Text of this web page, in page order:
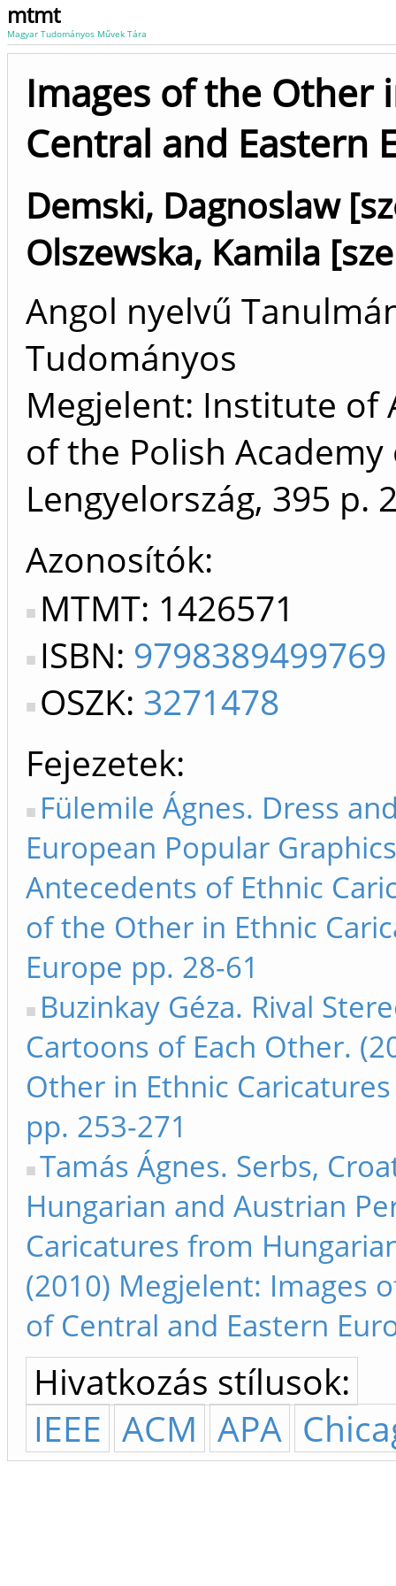
mtmt
Magyar Tudományos Művek Tára
Images of the Other
Central and Eastern
Demski, Dagnoslaw
Olszewska, Kamila
Angol nyelvű
Tudományos
Megjelent: Institute of
of the Polish Academy
Lengyelország, 395 p.
Azonosítók
MTMT: 1426571
ISBN: 9798389499769
OSZK: 3271478
Fejezetek
Fülemile Ágnes. Dress
European Popular
Antecedents of Ethnic
of the Other in Ethnic
Europe pp. 28-61
Buzinkay Géza. Rival
Cartoons of Each Other.
Other in Ethnic
pp. 253-271
Tamás Ágnes. Serbs,
Hungarian and Austrian
Caricatures from
(2010) Megjelent: Images
of Central and Eastern
Hivatkozás stílusok:
IEEE ACM APA